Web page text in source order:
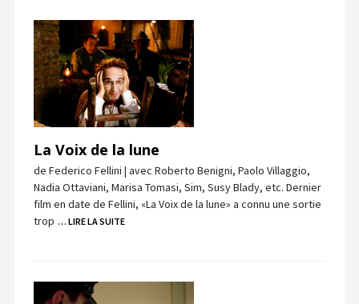
La Voix de la lune
de Federico Fellini | avec Roberto Benigni, Paolo Villaggio,
Nadia Ottaviani, Marisa Tomasi, Sim, Susy Blady, etc. Dernier
film en date de Fellini, «La Voix de la lune» a connu une sortie
trop … LIRE LA SUITE